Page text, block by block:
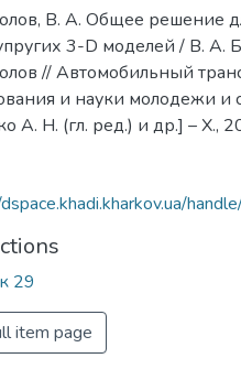
В. А. Общее решение
3-D моделей / В. А.
// Автомобильный
и науки молодежи
А. Н. (гл. ред.) и др.] – Х.,
29
item page